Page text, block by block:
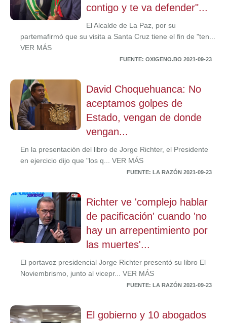
contigo y te va defender"...
El Alcalde de La Paz, por su
partemafirmó que su visita a Santa Cruz tiene el fin de "ten...
VER MÁS
FUENTE: OXIGENO.BO 2021-09-23
David Choquehuanca: No
aceptamos golpes de
Estado, vengan de donde
vengan...
En la presentación del libro de Jorge Richter, el Presidente
en ejercicio dijo que "los q... VER MÁS
FUENTE: LA RAZÓN 2021-09-23
Richter ve 'complejo hablar
de pacificación' cuando 'no
hay un arrepentimiento por
las muertes'...
El portavoz presidencial Jorge Richter presentó su libro El
Noviembrismo, junto al vicepr... VER MÁS
FUENTE: LA RAZÓN 2021-09-23
El gobierno y 10 abogados